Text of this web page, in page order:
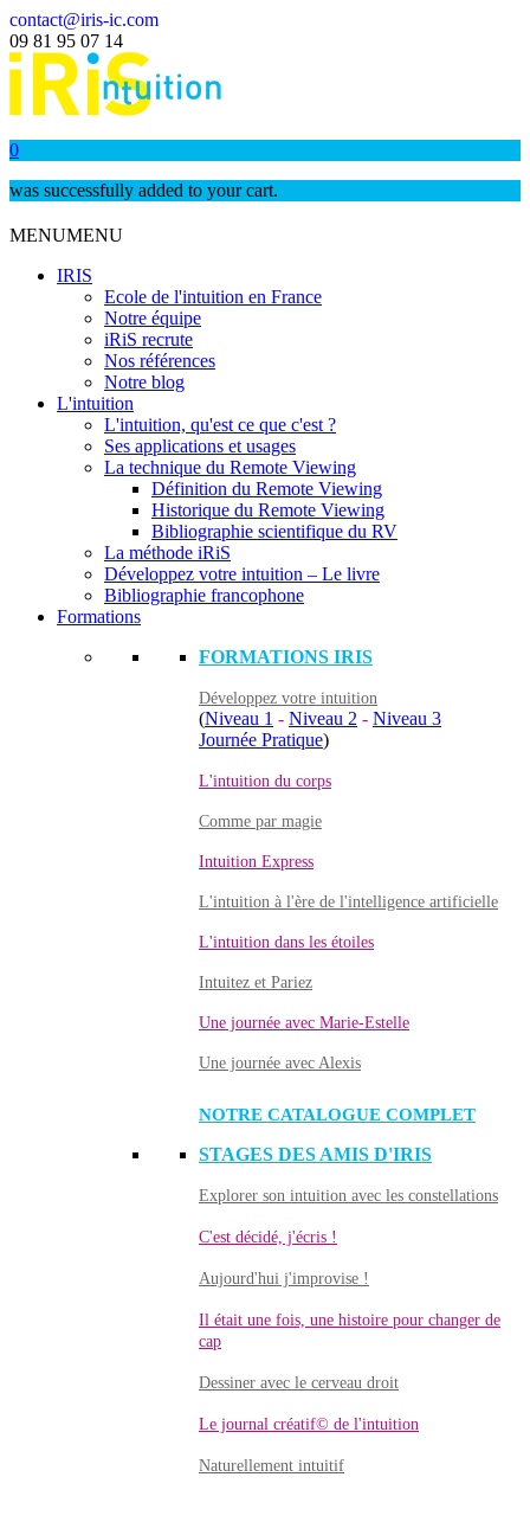
contact@iris-ic.com
09 81 95 07 14
0
was successfully added to your cart.
MENUMENU
IRIS
Ecole de l'intuition en France
Notre équipe
iRiS recrute
Nos références
Notre blog
L'intuition
L'intuition, qu'est ce que c'est ?
Ses applications et usages
La technique du Remote Viewing
Définition du Remote Viewing
Historique du Remote Viewing
Bibliographie scientifique du RV
La méthode iRiS
Développez votre intuition – Le livre
Bibliographie francophone
Formations
FORMATIONS IRIS
Développez votre intuition
(Niveau 1 - Niveau 2 - Niveau 3
Journée Pratique)
L'intuition du corps
Comme par magie
Intuition Express
L'intuition à l'ère de l'intelligence artificielle
L'intuition dans les étoiles
Intuitez et Pariez
Une journée avec Marie-Estelle
Une journée avec Alexis
NOTRE CATALOGUE COMPLET
STAGES DES AMIS D'IRIS
Explorer son intuition avec les constellations
C'est décidé, j'écris !
Aujourd'hui j'improvise !
Il était une fois, une histoire pour changer de
cap
Dessiner avec le cerveau droit
Le journal créatif© de l'intuition
Naturellement intuitif